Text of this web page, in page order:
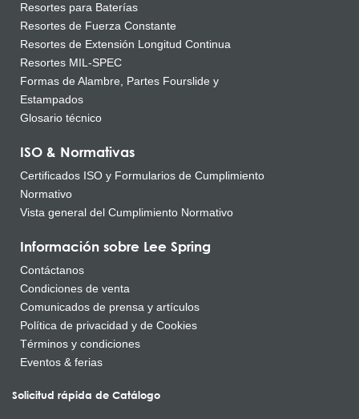
Resortes para Baterías
Resortes de Fuerza Constante
Resortes de Extensión Longitud Continua
Resortes MIL-SPEC
Formas de Alambre, Partes Fourslide y
Estampados
Glosario técnico
ISO & Normativas
Certificados ISO y Formularios de Cumplimiento
Normativo
Vista general del Cumplimiento Normativo
Información sobre Lee Spring
Contáctanos
Condiciones de venta
Comunicados de prensa y artículos
Política de privacidad y de Cookies
Términos y condiciones
Eventos & ferias
Solicitud rápida de Catálogo